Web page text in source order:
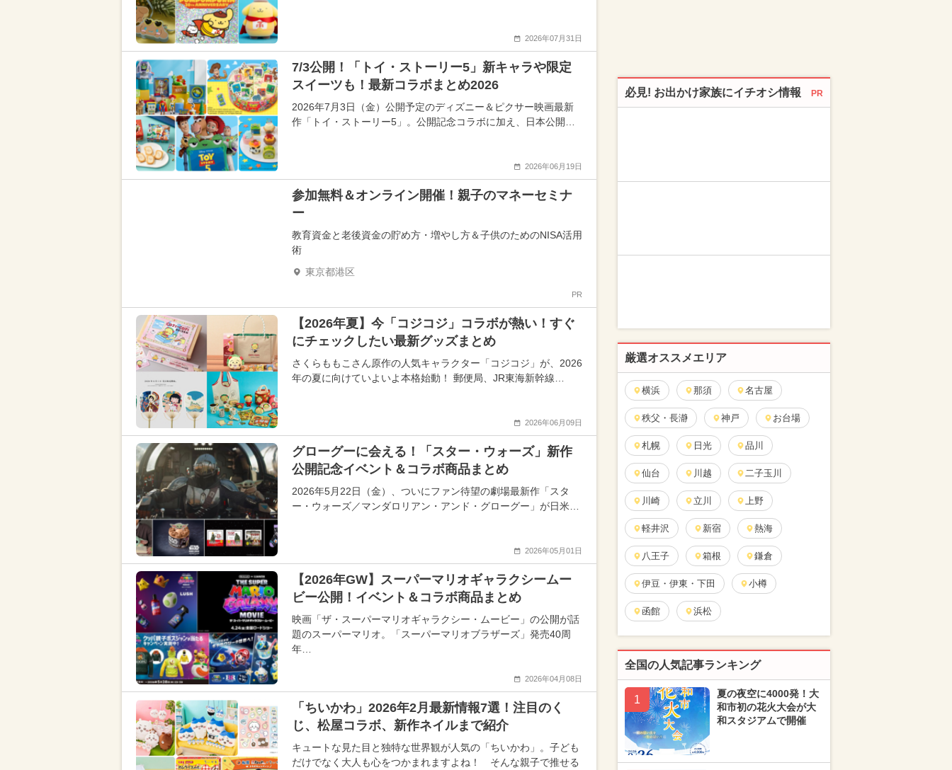
2026年07月31日
7/3公開！「トイ・ストーリー5」新キャラや限定
スイーツも！最新コラボまとめ2026
2026年7月3日（金）公開予定のディズニー＆ピクサー映画最新
作「トイ・ストーリー5」。公開記念コラボに加え、日本公開…
2026年06月19日
参加無料＆オンライン開催！親子のマネーセミナ
ー
教育資金と老後資金の貯め方・増やし方＆子供のためのNISA活用
術
東京都港区
PR
【2026年夏】今「コジコジ」コラボが熱い！すぐ
にチェックしたい最新グッズまとめ
さくらももこさん原作の人気キャラクター「コジコジ」が、2026
年の夏に向けていよいよ本格始動！ 郵便局、JR東海新幹線…
2026年06月09日
グローグーに会える！「スター・ウォーズ」新作
公開記念イベント＆コラボ商品まとめ
2026年5月22日（金）、ついにファン待望の劇場最新作「スタ
ー・ウォーズ／マンダロリアン・アンド・グローグー」が日米…
2026年05月01日
【2026年GW】スーパーマリオギャラクシームー
ビー公開！イベント＆コラボ商品まとめ
映画「ザ・スーパーマリオギャラクシー・ムービー」の公開が話
題のスーパーマリオ。「スーパーマリオブラザーズ」発売40周
年…
2026年04月08日
「ちいかわ」2026年2月最新情報7選！注目のく
じ、松屋コラボ、新作ネイルまで紹介
キュートな見た目と独特な世界観が人気の「ちいかわ」。子ども
だけでなく大人も心をつかまれますよね！ そんな親子で推せる
必見! お出かけ家族にイチオシ情報 PR
厳選オススメエリア
横浜 那須 名古屋
秩父・長瀞 神戸 お台場
札幌 日光 品川
仙台 川越 二子玉川
川崎 立川 上野
軽井沢 新宿 熱海
八王子 箱根 鎌倉
伊豆・伊東・下田 小樽
函館 浜松
全国の人気記事ランキング
1
夏の夜空に4000発！大
和市初の花火大会が大
和スタジアムで開催